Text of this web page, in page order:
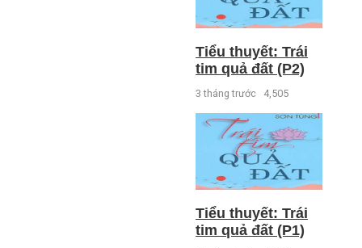
Tiểu thuyết: Trái
tim quả đất (P2)
3 tháng trước 4,505
Tiểu thuyết: Trái
tim quả đất (P1)